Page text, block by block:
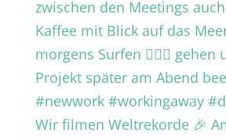
Wir filmen Weltrekorde 🎉